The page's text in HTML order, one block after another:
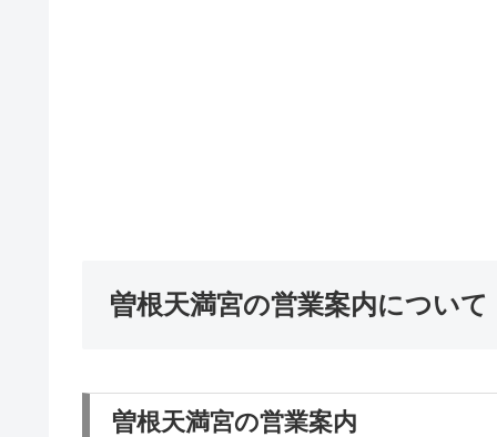
曽根天満宮の営業案内について
曽根天満宮の営業案内